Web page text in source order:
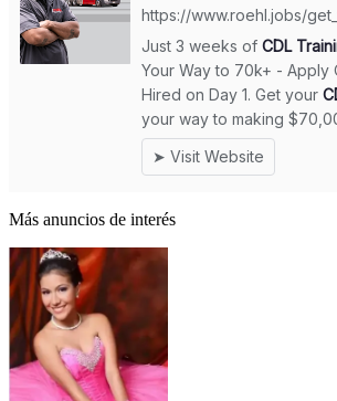
Más anuncios de interés